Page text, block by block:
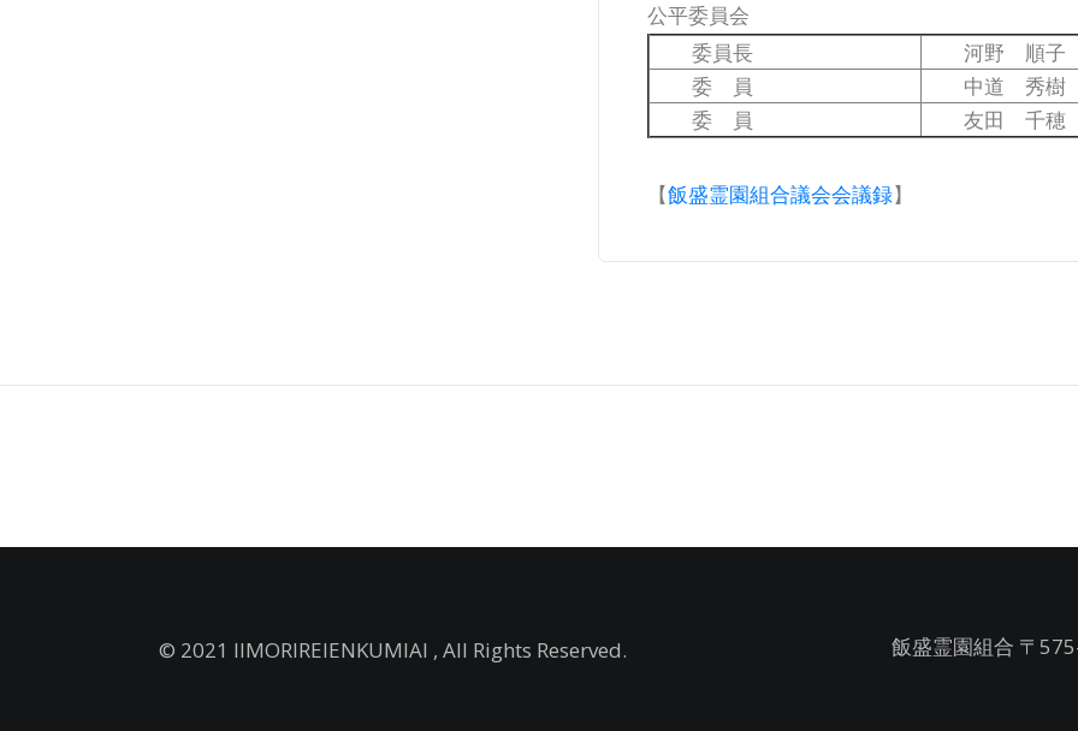
公平委員会
委員長
河野 順子
委 員
中道 秀樹
委 員
友田 千穂
【飯盛霊園組合議会会議録】
© 2021 IIMORIREIENKUMIAI , All Rights Reserved.
飯盛霊園組合 〒